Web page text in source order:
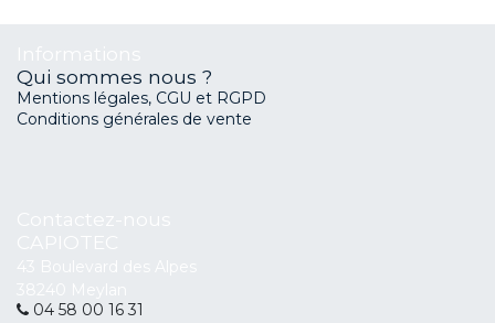
Qui sommes nous ?
Mentions légales, CGU et RGPD
Conditions générales de vente
04 58 00 16 31